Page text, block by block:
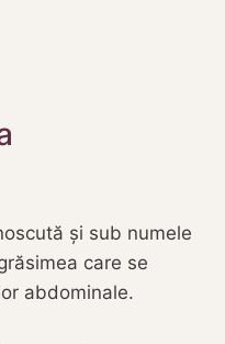
și sub numele
care se
abdominale.